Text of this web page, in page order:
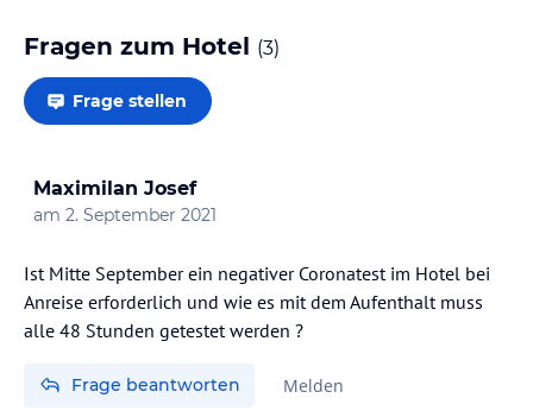
Fragen zum Hotel (3)
Frage stellen
Maximilan Josef
am 2. September 2021
Ist Mitte September ein negativer Coronatest im Hotel bei
Anreise erforderlich und wie es mit dem Aufenthalt muss
alle 48 Stunden getestet werden ?
Frage beantworten Melden